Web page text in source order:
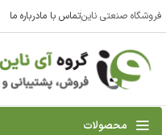
فروشگاه صنعتی ناینتماس با مادرباره ما
محصولات